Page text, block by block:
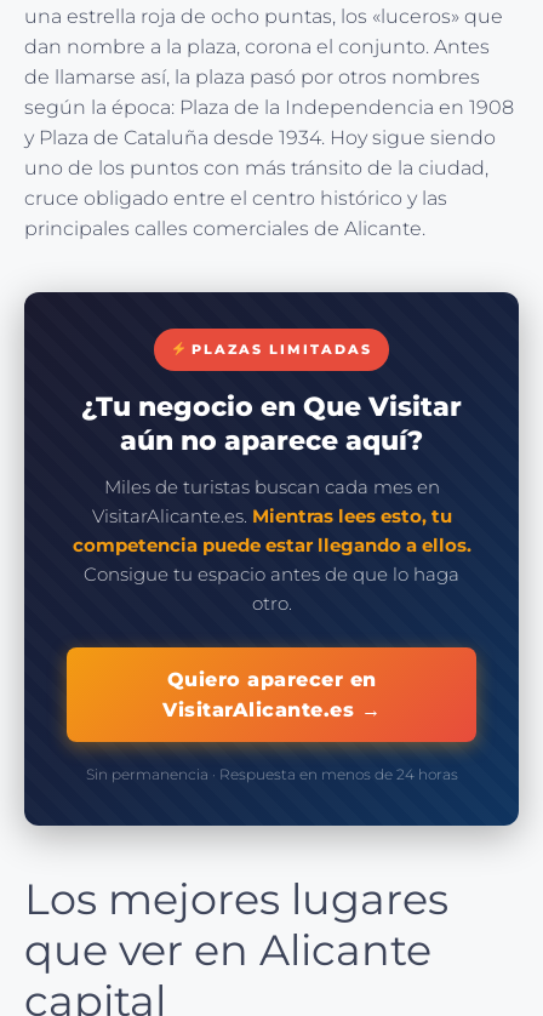
una estrella roja de ocho puntas, los «luceros» que
dan nombre a la plaza, corona el conjunto. Antes
de llamarse así, la plaza pasó por otros nombres
según la época: Plaza de la Independencia en 1908
y Plaza de Cataluña desde 1934. Hoy sigue siendo
uno de los puntos con más tránsito de la ciudad,
cruce obligado entre el centro histórico y las
principales calles comerciales de Alicante.
PLAZAS LIMITADAS
¿Tu negocio en Que Visitar
aún no aparece aquí?
Miles de turistas buscan cada mes en
VisitarAlicante.es. Mientras lees esto, tu
competencia puede estar llegando a ellos.
Consigue tu espacio antes de que lo haga
otro.
Quiero aparecer en
VisitarAlicante.es →
Sin permanencia · Respuesta en menos de 24 horas
Los mejores lugares
que ver en Alicante
capital